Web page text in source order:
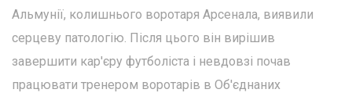
Альмунії, колишнього воротаря Арсенала, виявили
серцеву патологію. Після цього він вирішив
завершити кар'єру футболіста і невдовзі почав
працювати тренером воротарів в Об'єднаних